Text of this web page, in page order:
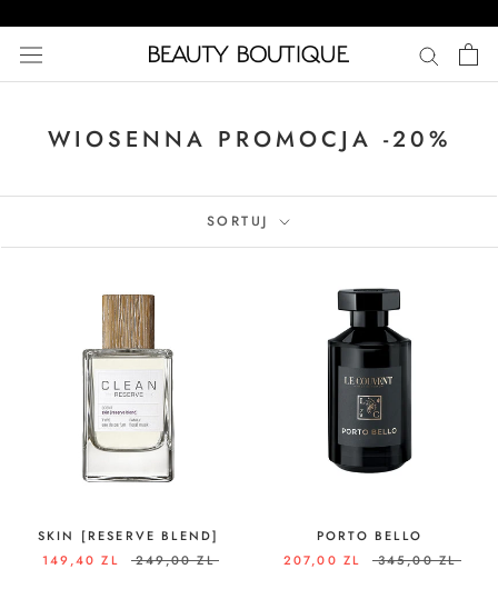
treści
WIOSENNA PROMOCJA -20%
SORTUJ
SKIN [RESERVE BLEND]
149,40 ZL
249,00 ZL
PORTO BELLO
207,00 ZL
345,00 ZL